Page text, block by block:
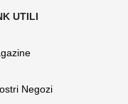
Negozi